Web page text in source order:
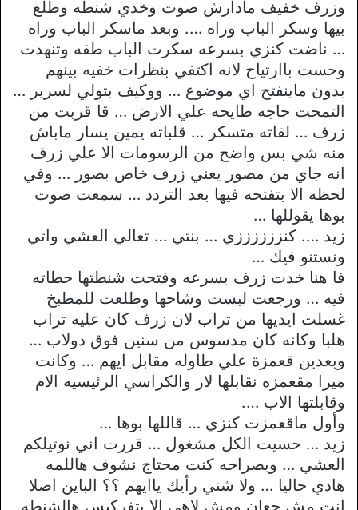
وزرف خفيف مادارش صوت وخدي شنطه وطلع
بيها وسكر الباب وراه …. وبعد ماسكر الباب وراه
… ناضت كنزي بسرعه سكرت الباب طقه وتنهدت
وحست باارتياح لانه اكتفي بنظرات خفيه بينهم
بدون ماينفتح اي موضوع … ووكيف بتولي لسرير …
التمحت حاجه طايحه علي الارض … قا قربت من
زرف … لقاته متسكر … قلباته يمين يسار ماباش
منه شي بس واضح من الرسومات الا علي زرف
انه جاي من مصور يعني زرف خاص بصور … وفي
لحظه الا بتفتحه فيها بعد التردد … سمعت صوت
بوها يقوللها …
زيد …. كنززززززي … بنتي … تعالي العشي واتي
ونستنو فيك …
فا هنا خدت زرف بسرعه وفتحت شنطتها حطاته
فيه … ورجعت لبست وشاحها وطلعت للمطبخ
غسلت ايديها من تراب لان زرف كان عليه تراب
هلبا وكانه كان مدسوس من سنين فوق دولاب …
وبعدين قعمزة علي طاوله مقابل ايهم … وكانت
ميرا مقعمزه نقابلها لار والكراسي الرئيسيه الام
وقابلتها الاب ….
وأول ماقعمزت كنزي … قاللها بوها …
زيد … حسيت الكل مشغول … قررت اني نوتيلكم
العشي … وبصراحه كنت محتاج نشوف هاللمه
هادي حاليا … ولا شني رأيك ياايهم ؟؟ الباين اصلا
انت مش جعان ومش لاهي الا بتفركيس هالشنطه